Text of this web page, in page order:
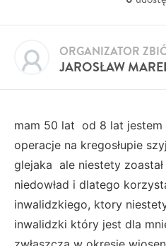
JAROSŁAW
ORGANIZATOR
mam 50 lat od 8 lat jestem
operacje na kregosłupie
glejaka ale niestety
niedowład i dlatego
inwalidzkiego, ktory
inwalidzki który jest dla